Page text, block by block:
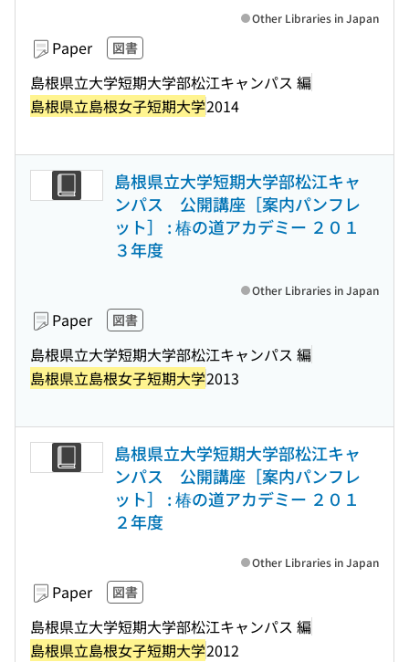
Paper 図書
島根県立大学短期大学部松江キャンパス 編
島根県立島根女子短期大学2014
Other Libraries in Japan
島根県立大学短期大学部松江キャ
ンパス 公開講座［案内パンフレ
ット］ : 椿の道アカデミー ２０１
３年度
Paper 図書
島根県立大学短期大学部松江キャンパス 編
島根県立島根女子短期大学2013
Other Libraries in Japan
島根県立大学短期大学部松江キャ
ンパス 公開講座［案内パンフレ
ット］ : 椿の道アカデミー ２０１
２年度
Paper 図書
島根県立大学短期大学部松江キャンパス 編
島根県立島根女子短期大学2012
Other Libraries in Japan